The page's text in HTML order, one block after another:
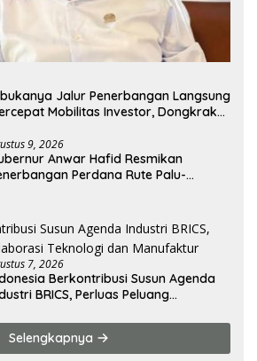
Jalur Penerbangan Langsung
Mobilitas Investor, Dongkrak
9, 2026
Anwar Hafid Resmikan
Perdana Rute Palu-
7, 2026
Berkontribusi Susun Agenda
BRICS, Perluas Peluang
Selengkapnya